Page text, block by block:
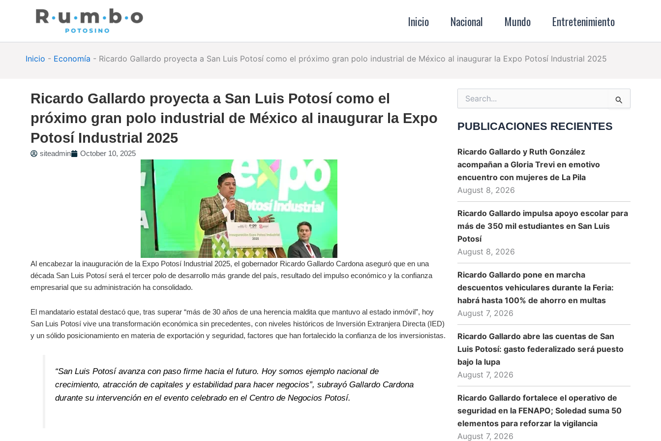
Inicio Nacional Mundo Entretenimiento
Inicio - Economía - Ricardo Gallardo proyecta a San Luis Potosí como el próximo gran polo industrial de México al inaugurar la Expo Potosí Industrial 2025
Ricardo Gallardo proyecta a San Luis Potosí como el
próximo gran polo industrial de México al inaugurar la Expo
Potosí Industrial 2025
siteadmin October 10, 2025
Al encabezar la inauguración de la Expo Potosí Industrial 2025, el gobernador Ricardo Gallardo Cardona aseguró que en una
década San Luis Potosí será el tercer polo de desarrollo más grande del país, resultado del impulso económico y la confianza
empresarial que su administración ha consolidado.
El mandatario estatal destacó que, tras superar “más de 30 años de una herencia maldita que mantuvo al estado inmóvil”, hoy
San Luis Potosí vive una transformación económica sin precedentes, con niveles históricos de Inversión Extranjera Directa (IED)
y un sólido posicionamiento en materia de exportación y seguridad, factores que han fortalecido la confianza de los inversionistas.
“San Luis Potosí avanza con paso firme hacia el futuro. Hoy somos ejemplo nacional de
crecimiento, atracción de capitales y estabilidad para hacer negocios”, subrayó Gallardo Cardona
durante su intervención en el evento celebrado en el Centro de Negocios Potosí.
Search
for:
PUBLICACIONES RECIENTES
Ricardo Gallardo y Ruth González
acompañan a Gloria Trevi en emotivo
encuentro con mujeres de La Pila
August 8, 2026
Ricardo Gallardo impulsa apoyo escolar para
más de 350 mil estudiantes en San Luis
Potosí
August 8, 2026
Ricardo Gallardo pone en marcha
descuentos vehiculares durante la Feria:
habrá hasta 100% de ahorro en multas
August 7, 2026
Ricardo Gallardo abre las cuentas de San
Luis Potosí: gasto federalizado será puesto
bajo la lupa
August 7, 2026
Ricardo Gallardo fortalece el operativo de
seguridad en la FENAPO; Soledad suma 50
elementos para reforzar la vigilancia
August 7, 2026